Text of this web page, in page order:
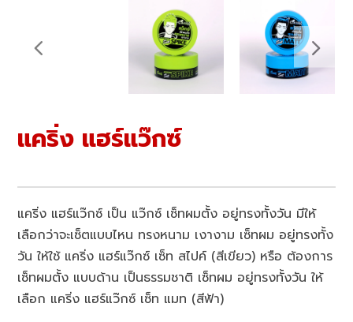
แคริ่ง แฮร์แว๊กซ์
แคริ่ง แฮร์แว๊กซ์ เป็น แว๊กซ์ เซ็ทผมตั้ง อยู่ทรงทั้งวัน มีให้
เลือกว่าจะเซ็ตแบบไหน ทรงหนาม เงางาม เซ็ทผม อยู่ทรงทั้ง
วัน ให้ใช้ แคริ่ง แฮร์แว๊กซ์ เซ็ท สไปค์ (สีเขียว) หรือ ต้องการ
เซ็ทผมตั้ง แบบด้าน เป็นธรรมชาติ เซ็ทผม อยู่ทรงทั้งวัน ให้
เลือก แคริ่ง แฮร์แว๊กซ์ เซ็ท แมท (สีฟ้า)